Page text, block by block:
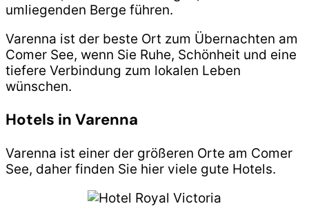
umliegenden Berge führen.
Varenna ist der beste Ort zum Übernachten am
Comer See, wenn Sie Ruhe, Schönheit und eine
tiefere Verbindung zum lokalen Leben
wünschen.
Hotels in Varenna
Varenna ist einer der größeren Orte am Comer
See, daher finden Sie hier viele gute Hotels.